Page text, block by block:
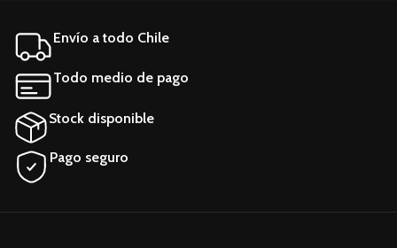
Envío a todo Chile
Todo medio de pago
Stock disponible
Pago seguro